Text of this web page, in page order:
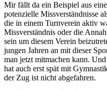
Mir fällt da ein Beispiel aus
potenzielle Missverständnisse
die in einem Turnverein aktiv
Missverständnis oder die
sein um diesem Verein
jungen Jahren an mit dieser
man jetzt mitmachen kann.
hat auch erst spät mit
der Zug ist nicht abgefahren.